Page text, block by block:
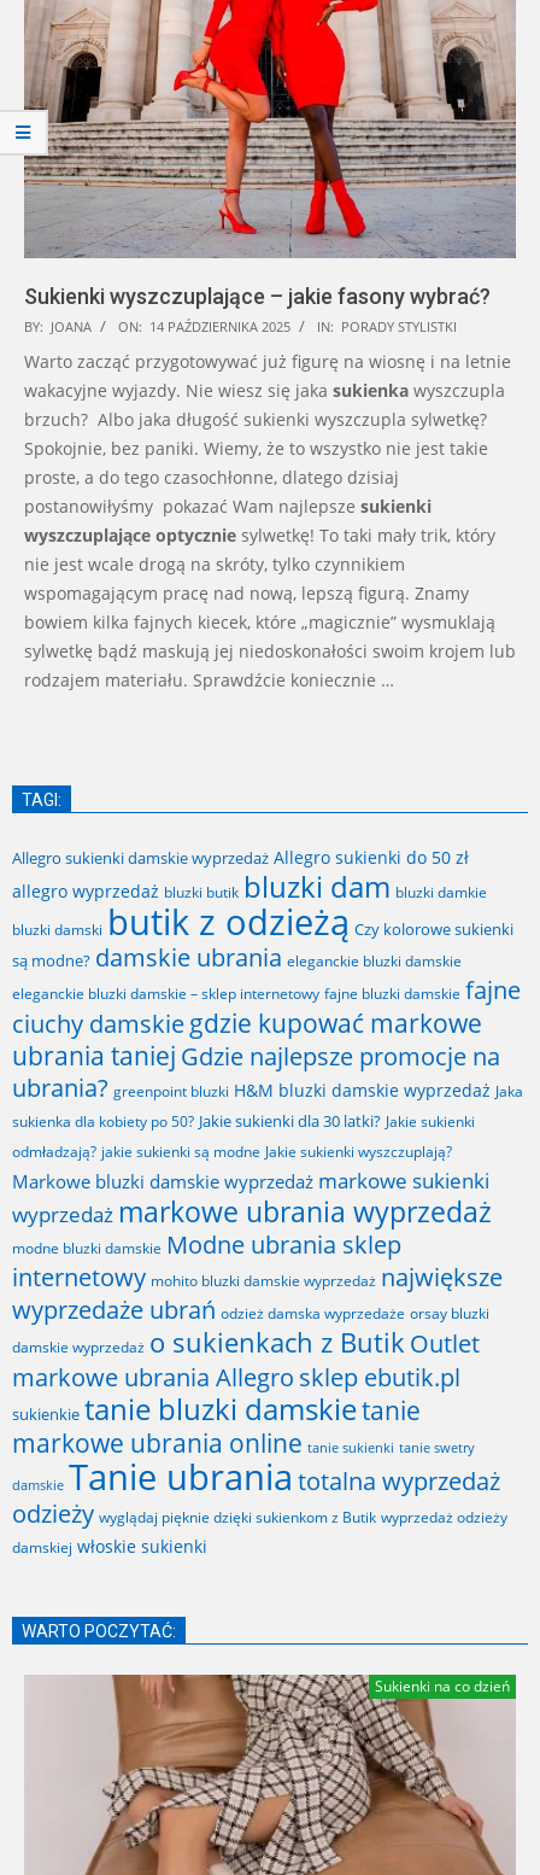
Sukienki wyszczuplające – jakie fasony wybrać?
2025-
10-
14
BY: JOANA ON: 14 PAŹDZIERNIKA 2025 IN: PORADY STYLISTKI
Warto zacząć przygotowywać już figurę na wiosnę i na letnie
wakacyjne wyjazdy. Nie wiesz się jaka sukienka wyszczupla
brzuch? Albo jaka długość sukienki wyszczupla sylwetkę?
Spokojnie, bez paniki. Wiemy, że to wszystko nie jest takie
proste, a do tego czasochłonne, dlatego dzisiaj
postanowiłyśmy pokazać Wam najlepsze sukienki
wyszczuplające optycznie sylwetkę! To taki mały trik, który
nie jest wcale drogą na skróty, tylko czynnikiem
wspomagającym pracę nad nową, lepszą figurą. Znamy
bowiem kilka fajnych kiecek, które „magicznie” wysmuklają
sylwetkę bądź maskują jej niedoskonałości swoim krojem lub
rodzajem materiału. Sprawdźcie koniecznie …
TAGI:
Allegro sukienki damskie wyprzedaż Allegro sukienki do 50 zł
allegro wyprzedaż bluzki butik bluzki dam bluzki damkie
bluzki damski butik z odzieżą Czy kolorowe sukienki
są modne? damskie ubrania eleganckie bluzki damskie
eleganckie bluzki damskie – sklep internetowy fajne bluzki damskie fajne
ciuchy damskiegdzie kupować markowe
ubrania taniej Gdzie najlepsze promocje na
ubrania? greenpoint bluzki H&M bluzki damskie wyprzedaż Jaka
sukienka dla kobiety po 50? Jakie sukienki dla 30 latki? Jakie sukienki
odmładzają? jakie sukienki są modne Jakie sukienki wyszczuplają?
Markowe bluzki damskie wyprzedaż markowe sukienki
wyprzedaż markowe ubrania wyprzedaż
modne bluzki damskie Modne ubrania sklep
internetowy mohito bluzki damskie wyprzedaż największe
wyprzedaże ubrań odzież damska wyprzedaże orsay bluzki
damskie wyprzedaż o sukienkach z Butik Outlet
markowe ubrania Allegro sklep ebutik.pl
sukienkie tanie bluzki damskietanie
markowe ubrania online tanie sukienki tanie swetry
damskie Tanie ubrania totalna wyprzedaż
odzieży wyglądaj pięknie dzięki sukienkom z Butik wyprzedaż odzieży
damskiej włoskie sukienki
WARTO POCZYTAĆ:
Sukienki na co dzień